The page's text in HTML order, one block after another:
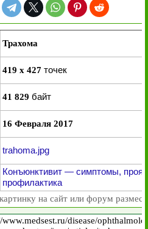
Трахома
419 x 427 точек
41 829 байт
16 Февраля 2017
trahoma.jpg
Конъюнктивит — симптомы,
профилактика
на сайт или форум